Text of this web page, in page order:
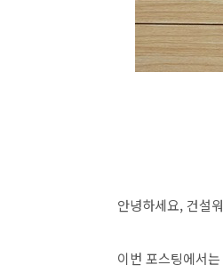
안녕하세요, 건설
이번 포스팅에서는